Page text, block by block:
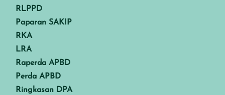
RLPPD
Paparan SAKIP
RKA
LRA
Raperda APBD
Perda APBD
Ringkasan DPA